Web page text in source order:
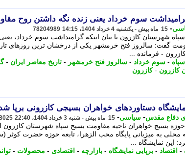
سوم خرداد یعنی زنده نگه داشتن روح
- 15 ماه پیش - یکشنبه 4 خرداد 1404، 14:15 78204989
سپاه شهرستان کازرون با بیان اینکه گرامیداشت سوم خرداد،
گفت: سالروز فتح خرمشهر یکی از درخشان ترین روزهای
- فرمانده ...
- سوم خرداد - سالروز فتح خرمشهر - تاریخ معاصر ایران -
کازرون -کازرون
دستاوردهای خواهران بسیجی کازرونی برپا
دفاع مقدس- سیاسی- 15 ماه پیش - شنبه 3 خرداد 1404، 22:40
حوزه بسیج خواهران ناحیه مقاومت بسیج سپاه شهرستان کازرون
محلی به میزبانی پایگاه محب الزهرا، تابعه حوزه حضرت کوثر
این نمایشگاه ...
- اقتصاد - برپایی نمایشگاه - بازارچه - اقتصادی - محصولات -